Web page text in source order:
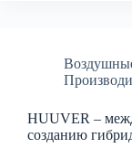
HUUVER –
созданию